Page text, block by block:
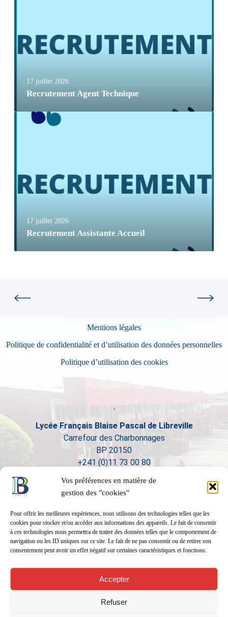
Vos préférences en matière de
gestion des "cookies"
Pour offrir les meilleures expériences, nous utilisons des technologies telles que les
cookies pour stocker et/ou accéder aux informations des appareils. Le fait de consentir
à ces technologies nous permettra de traiter des données telles que le comportement de
navigation ou les ID uniques sur ce site. Le fait de ne pas consentir ou de retirer son
consentement peut avoir un effet négatif sur certaines caractéristiques et fonctions.
Accepter
Refuser
17 juillet 2026
Recrutement Agent Technique
17 juillet 2026
Recrutement Assistante Accueil
Mentions légales
Politique de confidentialité et d’utilisation des données personnelles
Politique d’utilisation des cookies
Lycée Français Blaise Pascal de Libreville
Carrefour des Charbonnages
BP 20150
+241 (0)11 73 00 80